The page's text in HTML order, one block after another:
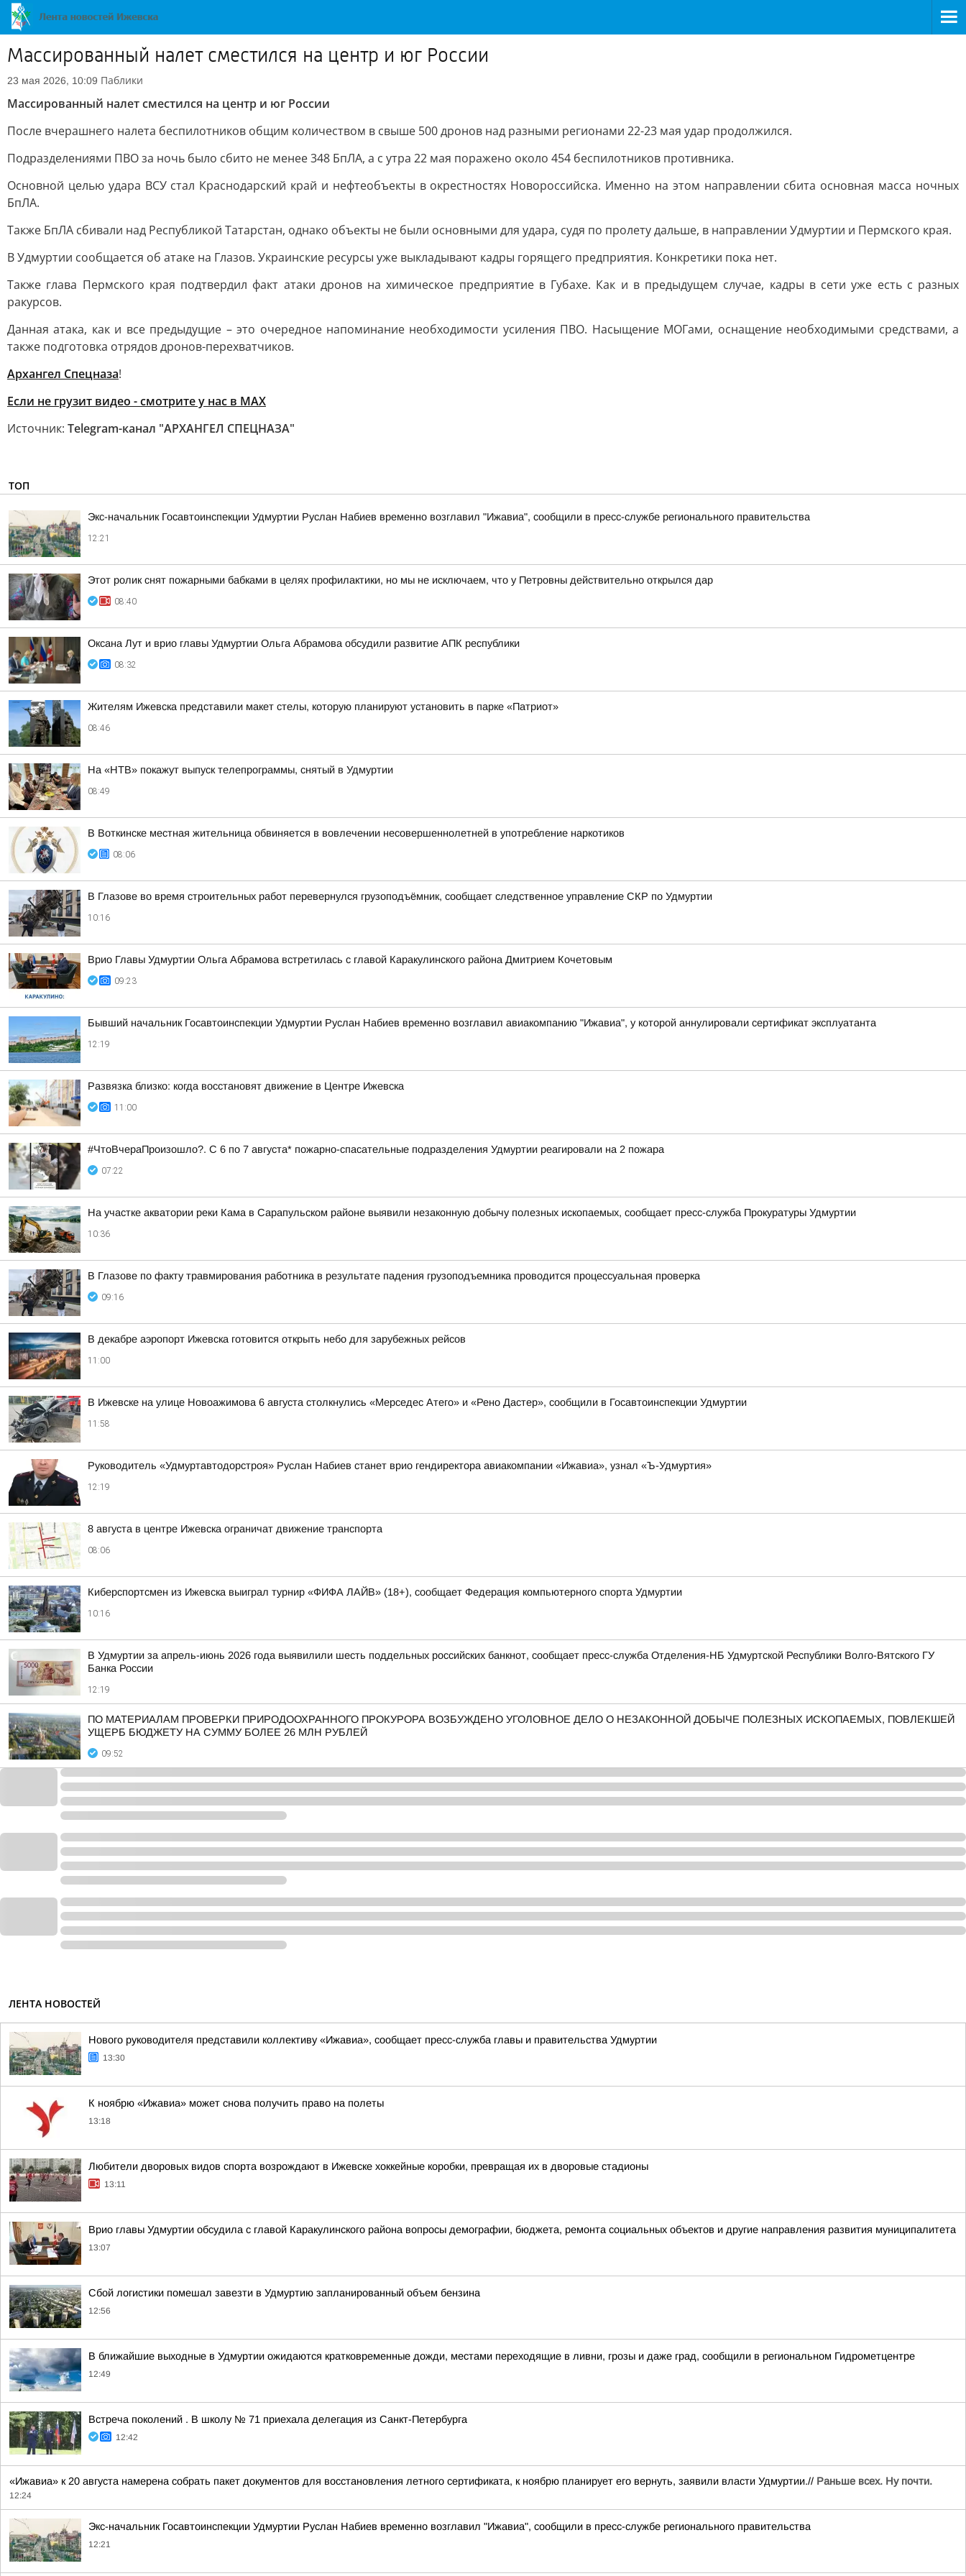
Массированный налет сместился на центр и юг России
23 мая 2026, 10:09 Паблики
Массированный налет сместился на центр и юг России
После вчерашнего налета беспилотников общим количеством в свыше 500 дронов над разными регионами 22-23 мая удар продолжился.
Подразделениями ПВО за ночь было сбито не менее 348 БпЛА, а с утра 22 мая поражено около 454 беспилотников противника.
Основной целью удара ВСУ стал Краснодарский край и нефтеобъекты в окрестностях Новороссийска. Именно на этом направлении сбита основная масса ночных
БпЛА.
Также БпЛА сбивали над Республикой Татарстан, однако объекты не были основными для удара, судя по пролету дальше, в направлении Удмуртии и Пермского края.
В Удмуртии сообщается об атаке на Глазов. Украинские ресурсы уже выкладывают кадры горящего предприятия. Конкретики пока нет.
Также глава Пермского края подтвердил факт атаки дронов на химическое предприятие в Губахе. Как и в предыдущем случае, кадры в сети уже есть с разных
ракурсов.
Данная атака, как и все предыдущие – это очередное напоминание необходимости усиления ПВО. Насыщение МОГами, оснащение необходимыми средствами, а
также подготовка отрядов дронов-перехватчиков.
Архангел Спецназа!
Если не грузит видео - смотрите у нас в MAX
Источник: Telegram-канал "АРХАНГЕЛ СПЕЦНАЗА"
ТОП
Экс-начальник Госавтоинспекции Удмуртии Руслан Набиев временно возглавил "Ижавиа", сообщили в пресс-службе регионального правительства
12:21
Этот ролик снят пожарными бабками в целях профилактики, но мы не исключаем, что у Петровны действительно открылся дар
08:40
Оксана Лут и врио главы Удмуртии Ольга Абрамова обсудили развитие АПК республики
08:32
Жителям Ижевска представили макет стелы, которую планируют установить в парке «Патриот»
08:46
На «НТВ» покажут выпуск телепрограммы, снятый в Удмуртии
08:49
В Воткинске местная жительница обвиняется в вовлечении несовершеннолетней в употребление наркотиков
08:06
В Глазове во время строительных работ перевернулся грузоподъёмник, сообщает следственное управление СКР по Удмуртии
10:16
Врио Главы Удмуртии Ольга Абрамова встретилась с главой Каракулинского района Дмитрием Кочетовым
09:23
Бывший начальник Госавтоинспекции Удмуртии Руслан Набиев временно возглавил авиакомпанию "Ижавиа", у которой аннулировали сертификат эксплуатанта
12:19
Развязка близко: когда восстановят движение в Центре Ижевска
11:00
#ЧтоВчераПроизошло?. С 6 по 7 августа* пожарно-спасательные подразделения Удмуртии реагировали на 2 пожара
07:22
На участке акватории реки Кама в Сарапульском районе выявили незаконную добычу полезных ископаемых, сообщает пресс-служба Прокуратуры Удмуртии
10:36
В Глазове по факту травмирования работника в результате падения грузоподъемника проводится процессуальная проверка
09:16
В декабре аэропорт Ижевска готовится открыть небо для зарубежных рейсов
11:00
В Ижевске на улице Новоажимова 6 августа столкнулись «Мерседес Атего» и «Рено Дастер», сообщили в Госавтоинспекции Удмуртии
11:58
Руководитель «Удмуртавтодорстроя» Руслан Набиев станет врио гендиректора авиакомпании «Ижавиа», узнал «Ъ-Удмуртия»
12:19
8 августа в центре Ижевска ограничат движение транспорта
08:06
Киберспортсмен из Ижевска выиграл турнир «ФИФА ЛАЙВ» (18+), сообщает Федерация компьютерного спорта Удмуртии
10:16
В Удмуртии за апрель-июнь 2026 года выявилили шесть поддельных российских банкнот, сообщает пресс-служба Отделения-НБ Удмуртской Республики Волго-Вятского ГУ
Банка России
12:19
ПО МАТЕРИАЛАМ ПРОВЕРКИ ПРИРОДООХРАННОГО ПРОКУРОРА ВОЗБУЖДЕНО УГОЛОВНОЕ ДЕЛО О НЕЗАКОННОЙ ДОБЫЧЕ ПОЛЕЗНЫХ ИСКОПАЕМЫХ, ПОВЛЕКШЕЙ
УЩЕРБ БЮДЖЕТУ НА СУММУ БОЛЕЕ 26 МЛН РУБЛЕЙ
09:52
ЛЕНТА НОВОСТЕЙ
Нового руководителя представили коллективу «Ижавиа», сообщает пресс-служба главы и правительства Удмуртии
13:30
К ноябрю «Ижавиа» может снова получить право на полеты
13:18
Любители дворовых видов спорта возрождают в Ижевске хоккейные коробки, превращая их в дворовые стадионы
13:11
Врио главы Удмуртии обсудила с главой Каракулинского района вопросы демографии, бюджета, ремонта социальных объектов и другие направления развития муниципалитета
13:07
Сбой логистики помешал завезти в Удмуртию запланированный объем бензина
12:56
В ближайшие выходные в Удмуртии ожидаются кратковременные дожди, местами переходящие в ливни, грозы и даже град, сообщили в региональном Гидрометцентре
12:49
Встреча поколений . В школу № 71 приехала делегация из Санкт-Петербурга
12:42
«Ижавиа» к 20 августа намерена собрать пакет документов для восстановления летного сертификата, к ноябрю планирует его вернуть, заявили власти Удмуртии.// Раньше всех. Ну почти.
12:24
Экс-начальник Госавтоинспекции Удмуртии Руслан Набиев временно возглавил "Ижавиа", сообщили в пресс-службе регионального правительства
12:21